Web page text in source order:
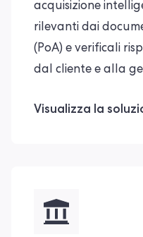
acquisizione
rilevanti dai
(PoA) e verificali
dal cliente e alla
Visualizza la